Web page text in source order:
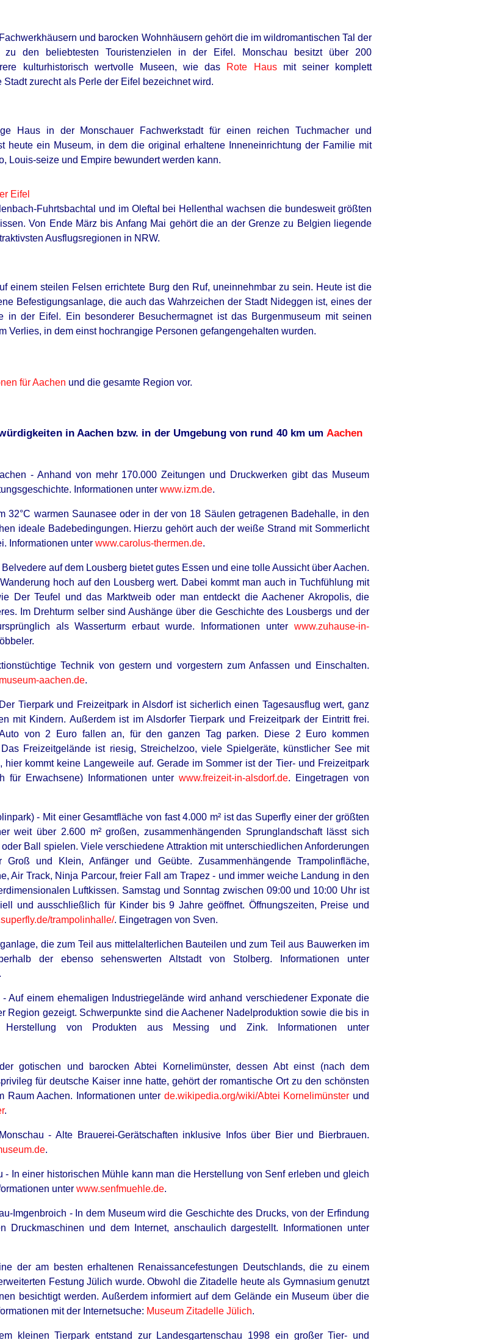
und barocken Wohnhäusern gehört die im wildromantischen Tal der
zu den beliebtesten Touristenzielen in der Eifel. Monschau besitzt über 200
kulturhistorisch wertvolle Museen, wie das Rote Hausmit seiner komplett
zurecht als Perle der Eifel bezeichnet wird.
Haus in der Monschauer Fachwerkstadt für einen reichen Tuchmacher und
heute ein Museum, in dem die original erhaltene Inneneinrichtung der Familie mit
Louis-seize und Empire bewundert werden kann.
Eifel
Fuhrtsbachtal und im Oleftal bei Hellenthal wachsen die bundesweit größten
Von Ende März bis Anfang Mai gehört die an der Grenze zu Belgien liegende
Ausflugsregionen in NRW.
einem steilen Felsen errichtete Burg den Ruf, uneinnehmbar zu sein. Heute ist die
Befestigungsanlage, die auch das Wahrzeichen der Stadt Nideggen ist, eines der
in der Eifel. Ein besonderer Besuchermagnet ist das Burgenmuseum mit seinen
Verlies, in dem einst hochrangige Personen gefangengehalten wurden.
für Aachen und die gesamte Region vor.
in Aachen bzw. in der Umgebung von rund 40 km um Aachen
- Anhand von mehr 170.000 Zeitungen und Druckwerken gibt das Museum
Informationen unter www.izm.de.
32°C warmen Saunasee oder in der von 18 Säulen getragenen Badehalle, in den
ideale Badebedingungen. Hierzu gehört auch der weiße Strand mit Sommerlicht
Informationen unter www.carolus-thermen.de.
auf dem Lousberg bietet gutes Essen und eine tolle Aussicht über Aachen.
hoch auf den Lousberg wert. Dabei kommt man auch in Tuchfühlung mit
Der Teufel und das Marktweib oder man entdeckt die Aachener Akropolis, die
Im Drehturm selber sind Aushänge über die Geschichte des Lousbergs und der
als Wasserturm erbaut wurde. Informationen unter www.zuhause-in-
Technik von gestern und vorgestern zum Anfassen und Einschalten.
aachen.de.
Tierpark und Freizeitpark in Alsdorf ist sicherlich einen Tagesausflug wert, ganz
mit Kindern. Außerdem ist im Alsdorfer Tierpark und Freizeitpark der Eintritt frei.
von 2 Euro fallen an, für den ganzen Tag parken. Diese 2 Euro kommen
Freizeitgelände ist riesig, Streichelzoo, viele Spielgeräte, künstlicher See mit
kommt keine Langeweile auf. Gerade im Sommer ist der Tier- und Freizeitpark
für Erwachsene) Informationen unter www.freizeit-in-alsdorf.de. Eingetragen von
- Mit einer Gesamtfläche von fast 4.000 m² ist das Superfly einer der größten
weit über 2.600 m² großen, zusammenhängenden Sprunglandschaft lässt sich
Ball spielen. Viele verschiedene Attraktion mit unterschiedlichen Anforderungen
und Klein, Anfänger und Geübte. Zusammenhängende Trampolinfläche,
Air Track, Ninja Parcour, freier Fall am Trapez - und immer weiche Landung in den
Luftkissen. Samstag und Sonntag zwischen 09:00 und 10:00 Uhr ist
und ausschließlich für Kinder bis 9 Jahre geöffnet. Öffnungszeiten, Preise und
trampolinhalle/. Eingetragen von Sven.
die zum Teil aus mittelalterlichen Bauteilen und zum Teil aus Bauwerken im
der ebenso sehenswerten Altstadt von Stolberg. Informationen unter
.
Auf einem ehemaligen Industriegelände wird anhand verschiedener Exponate die
Region gezeigt. Schwerpunkte sind die Aachener Nadelproduktion sowie die bis in
Herstellung von Produkten aus Messing und Zink. Informationen unter
gotischen und barocken Abtei Kornelimünster, dessen Abt einst (nach dem
für deutsche Kaiser inne hatte, gehört der romantische Ort zu den schönsten
Raum Aachen. Informationen unter de.wikipedia.org/wiki/Abtei Kornelimünster und
.
- Alte Brauerei-Gerätschaften inklusive Infos über Bier und Bierbrauen.
.
- In einer historischen Mühle kann man die Herstellung von Senf erleben und gleich
unter www.senfmuehle.de.
Imgenbroich - In dem Museum wird die Geschichte des Drucks, von der Erfindung
Druckmaschinen und dem Internet, anschaulich dargestellt. Informationen unter
der am besten erhaltenen Renaissancefestungen Deutschlands, die zu einem
Festung Jülich wurde. Obwohl die Zitadelle heute als Gymnasium genutzt
besichtigt werden. Außerdem informiert auf dem Gelände ein Museum über die
mit der Internetsuche: Museum Zitadelle Jülich.
kleinen Tierpark entstand zur Landesgartenschau 1998 ein großer Tier- und